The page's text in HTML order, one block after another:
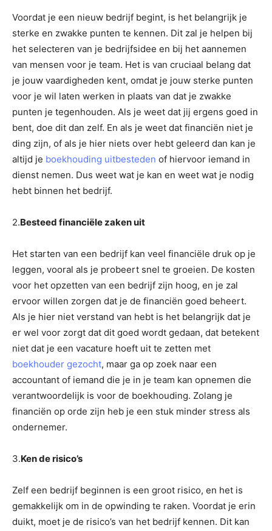
Voordat je een nieuw bedrijf begint, is het belangrijk je
sterke en zwakke punten te kennen. Dit zal je helpen bij
het selecteren van je bedrijfsidee en bij het aannemen
van mensen voor je team. Het is van cruciaal belang dat
je jouw vaardigheden kent, omdat je jouw sterke punten
voor je wil laten werken in plaats van dat je zwakke
punten je tegenhouden. Als je weet dat jij ergens goed in
bent, doe dit dan zelf. En als je weet dat financiën niet je
ding zijn, of als je hier niets over hebt geleerd dan kan je
altijd je boekhouding uitbesteden of hiervoor iemand in
dienst nemen. Dus weet wat je kan en weet wat je nodig
hebt binnen het bedrijf.
2.Besteed financiële zaken uit
Het starten van een bedrijf kan veel financiële druk op je
leggen, vooral als je probeert snel te groeien. De kosten
voor het opzetten van een bedrijf zijn hoog, en je zal
ervoor willen zorgen dat je de financiën goed beheert.
Als je hier niet verstand van hebt is het belangrijk dat je
er wel voor zorgt dat dit goed wordt gedaan, dat betekent
niet dat je een vacature hoeft uit te zetten met
boekhouder gezocht, maar ga op zoek naar een
accountant of iemand die je in je team kan opnemen die
verantwoordelijk is voor de boekhouding. Zolang je
financiën op orde zijn heb je een stuk minder stress als
ondernemer.
3.Ken de risico’s
Zelf een bedrijf beginnen is een groot risico, en het is
gemakkelijk om in de opwinding te raken. Voordat je erin
duikt, moet je de risico’s van het bedrijf kennen. Dit kan